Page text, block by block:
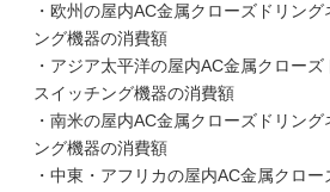
・欧州の屋内AC金属クローズドリン
ング機器の消費額
・アジア太平洋の屋内AC金属クロー
スイッチング機器の消費額
・南米の屋内AC金属クローズドリン
ング機器の消費額
・中東・アフリカの屋内AC金属クロ